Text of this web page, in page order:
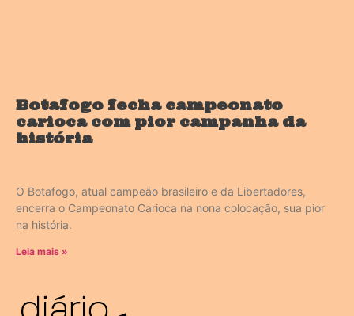
Botafogo fecha campeonato
carioca com pior campanha da
história
O Botafogo, atual campeão brasileiro e da Libertadores,
encerra o Campeonato Carioca na nona colocação, sua pior
na história.
Leia mais »